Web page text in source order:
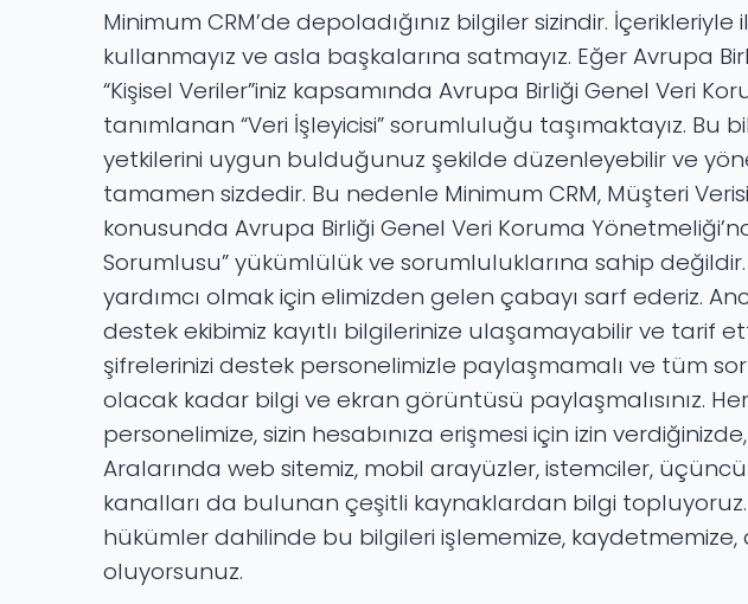
Minimum CRM’de depoladığınız bilgiler sizindir.
kullanmayız ve asla başkalarına satmayız. Eğer Avrupa
“Kişisel Veriler”iniz kapsamında Avrupa Birliği Genel Veri
tanımlanan “Veri İşleyicisi” sorumluluğu taşımaktayız.
yetkilerini uygun bulduğunuz şekilde düzenleyebilir ve
tamamen sizdedir. Bu nedenle Minimum CRM, Müşteri
konusunda Avrupa Birliği Genel Veri Koruma
Sorumlusu” yükümlülük ve sorumluluklarına sahip
yardımcı olmak için elimizden gelen çabayı sarf ederiz.
destek ekibimiz kayıtlı bilgilerinize ulaşamayabilir ve tarif
şifrelerinizi destek personelimizle paylaşmamalı ve tüm
olacak kadar bilgi ve ekran görüntüsü paylaşmalısınız.
personelimize, sizin hesabınıza erişmesi için izin
Aralarında web sitemiz, mobil arayüzler, istemciler,
kanalları da bulunan çeşitli kaynaklardan bilgi topluyoruz.
hükümler dahilinde bu bilgileri işlememize, kaydetmemize,
oluyorsunuz.